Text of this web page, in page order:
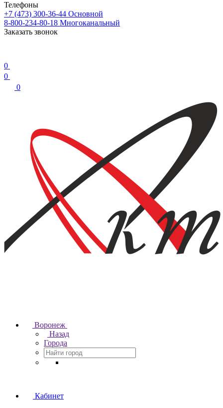
Телефоны
+7 (473) 300-36-44 Основной
8-800-234-80-18 Многоканальный
Заказать звонок
0
0
0
Воронеж
Назад
Города
Кабинет